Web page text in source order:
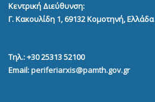
Κεντρική Διεύθυνση:
Γ. Κακουλίδη 1, 69132Κομοτηνή, Ελλάδα
Τηλ.: +30 25313 52100
Email:periferiarxis@pamth.gov.gr